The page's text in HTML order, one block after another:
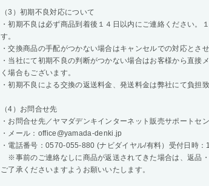
（3）初期不良対応について
・初期不良は必ず商品到着後１４日以内にご連絡ください。
す。
・交換商品の手配がつかない場合はキャンセルでの対応とさ
・当社にて初期不良の判断がつかない場合はお客様から直接
く場合もございます。
・初期不良による交換の返送料金、発送料金は弊社にて負担致
（4）お問合せ先
・お問合せ先／ヤマダデンキインターネット販売サポートセ
・メール：office@yamada-denki.jp
・電話番号：0570-055-880 (ナビダイヤル/有料）受付日時
※事前のご連絡なしに商品が返送されてきた場合は、返品
ご了承くださいますようお願いいたします。